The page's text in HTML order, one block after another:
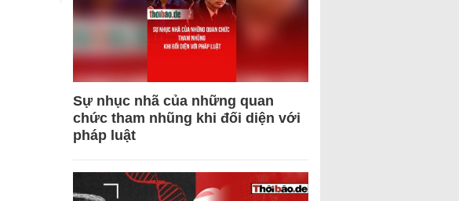
Sự nhục nhã của những quan
chức tham nhũng khi đối diện với
pháp luật